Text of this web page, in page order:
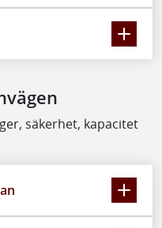
säkerhet, kapacitet